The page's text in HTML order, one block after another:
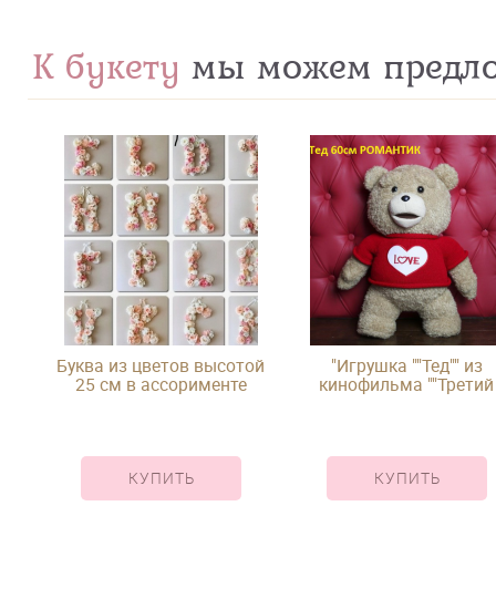
К букету мы можем
Буква из цветов высотой
25 см в ассорименте
КУПИТЬ
"Игрушка ""Тед"" из
кинофильма ""Третий
КУПИТЬ